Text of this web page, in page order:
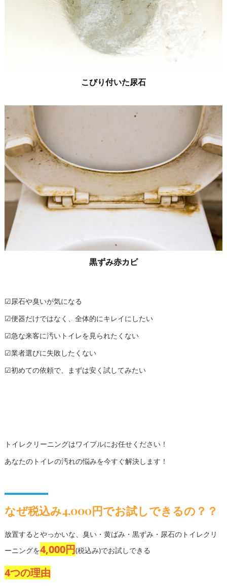
こびり付いた尿石
黒ずみ赤カビ
☑尿石や臭いが気になる
☑便器だけではなく、全体的にキレイにしたい
☑急な来客に汚いトイレを見られたくない
☑業者選びに失敗したくない
☑初めての依頼で、まずは安く試してみたい
トイレクリーニングはワイプルにお任せください！
あなたのトイレの汚れの悩みを今すぐ解決します！
なぜ税込み4,000円でお試しできるの？？
放置するとやっかいな、臭い・黄ばみ・黒ずみ・尿石のトイレクリ
ーニングを4,000円(税込み)でお試しできる
4つの理由